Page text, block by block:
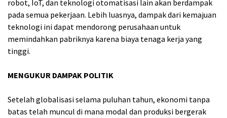
robot, IoT, dan teknologi otomatisasi lain akan berdampak
pada semua pekerjaan. Lebih luasnya, dampak dari kemajuan
teknologi ini dapat mendorong perusahaan untuk
memindahkan pabriknya karena biaya tenaga kerja yang
tinggi.
MENGUKUR DAMPAK POLITIK
Setelah globalisasi selama puluhan tahun, ekonomi tanpa
batas telah muncul di mana modal dan produksi bergerak